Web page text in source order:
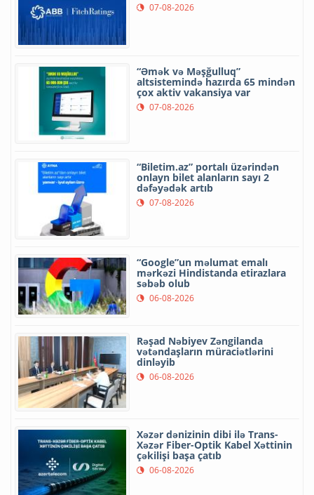
07-08-2026
“Əmək və Məşğulluq”
altsistemində hazırda 65 mindən
çox aktiv vakansiya var
07-08-2026
“Biletim.az” portalı üzərindən
onlayn bilet alanların sayı 2
dəfəyədək artıb
07-08-2026
“Google”un məlumat emalı
mərkəzi Hindistanda etirazlara
səbəb olub
06-08-2026
Rəşad Nəbiyev Zəngilanda
vətəndaşların müraciətlərini
dinləyib
06-08-2026
Xəzər dənizinin dibi ilə Trans-
Xəzər Fiber-Optik Kabel Xəttinin
çəkilişi başa çatıb
06-08-2026